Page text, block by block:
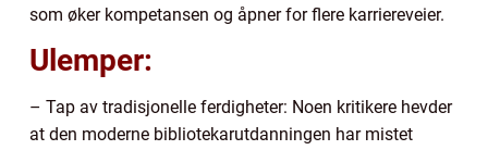
som øker kompetansen og åpner for flere karriereveier.
Ulemper:
– Tap av tradisjonelle ferdigheter: Noen kritikere hevder
at den moderne bibliotekarutdanningen har mistet